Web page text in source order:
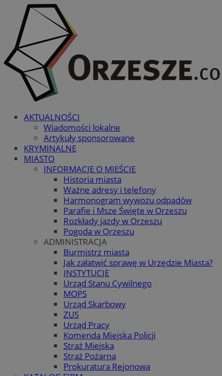
AKTUALNOŚCI
Wiadomości lokalne
Artykuły sponsorowane
KRYMINALNE
MIASTO
INFORMACJE O MIEŚCIE
Historia miasta
Ważne adresy i telefony
Harmonogram wywozu odpadów
Parafie i Msze Święte w Orzeszu
Rozkłady jazdy w Orzeszu
Pogoda w Orzeszu
ADMINISTRACJA
Burmistrz miasta
Jak załatwić sprawę w Urzędzie Miasta?
INSTYTUCJE
Urząd Stanu Cywilnego
MOPS
Urząd Skarbowy
ZUS
Urząd Pracy
Komenda Miejska Policji
Straż Miejska
Straż Pożarna
Prokuratura Rejonowa